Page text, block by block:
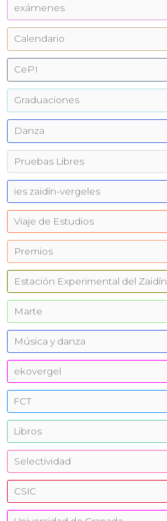
exámenes
Calendario
CePI
Graduaciones
Danza
Pruebas Libres
ies zaidín-vergeles
Viaje de Estudios
Premios
Estación Experimental del Zaidín
Marte
Música y danza
ekovergel
FCT
Libros
Selectividad
CSIC